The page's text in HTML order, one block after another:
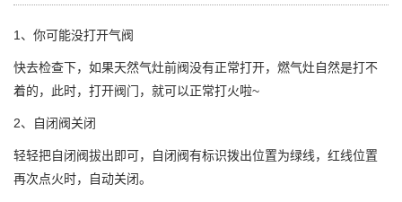
1、你可能没打开气阀
快去检查下，如果天然气灶前阀没有正常打开，燃气灶自然是打不
着的，此时，打开阀门，就可以正常打火啦~
2、自闭阀关闭
轻轻把自闭阀拔出即可，自闭阀有标识拨出位置为绿线，红线位置
再次点火时，自动关闭。